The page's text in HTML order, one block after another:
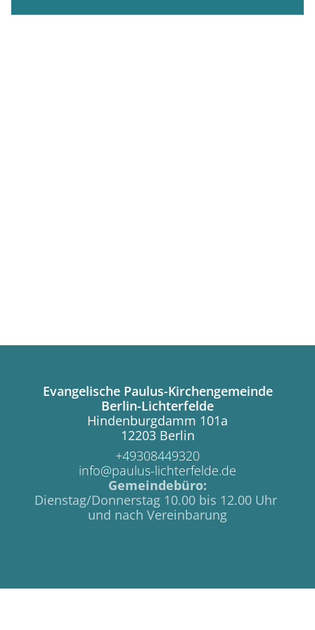
Evangelische Paulus-Kirchengemeinde
Berlin-Lichterfelde
Hindenburgdamm 101a
12203 Berlin
+49308449320
info@paulus-lichterfelde.de
Gemeindebüro:
Dienstag/Donnerstag 10.00 bis 12.00 Uhr
und nach Vereinbarung